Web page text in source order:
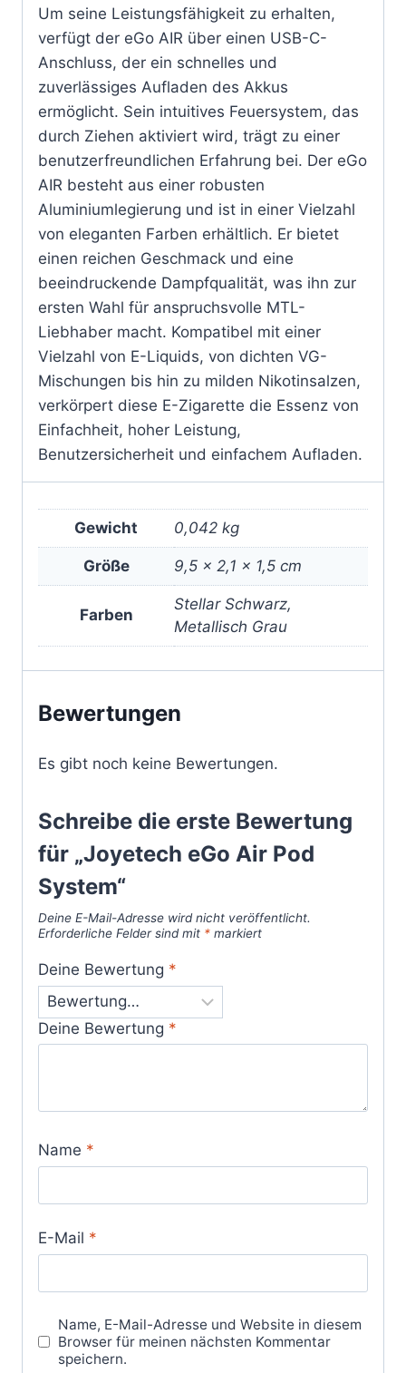
Um seine Leistungsfähigkeit zu erhalten,
verfügt der eGo AIR über einen USB-C-
Anschluss, der ein schnelles und
zuverlässiges Aufladen des Akkus
ermöglicht. Sein intuitives Feuersystem, das
durch Ziehen aktiviert wird, trägt zu einer
benutzerfreundlichen Erfahrung bei. Der eGo
AIR besteht aus einer robusten
Aluminiumlegierung und ist in einer Vielzahl
von eleganten Farben erhältlich. Er bietet
einen reichen Geschmack und eine
beeindruckende Dampfqualität, was ihn zur
ersten Wahl für anspruchsvolle MTL-
Liebhaber macht. Kompatibel mit einer
Vielzahl von E-Liquids, von dichten VG-
Mischungen bis hin zu milden Nikotinsalzen,
verkörpert diese E-Zigarette die Essenz von
Einfachheit, hoher Leistung,
Benutzersicherheit und einfachem Aufladen.
Gewicht 0,042 kg
Größe 9,5 × 2,1 × 1,5 cm
Farben
Stellar Schwarz,
Metallisch Grau
Bewertungen
Es gibt noch keine Bewertungen.
Schreibe die erste Bewertung
für „Joyetech eGo Air Pod
System“
Deine E-Mail-Adresse wird nicht veröffentlicht.
Erforderliche Felder sind mit * markiert
Deine Bewertung *
Deine Bewertung *
Name *
E-Mail *
Name, E-Mail-Adresse und Website in diesem
Browser für meinen nächsten Kommentar
speichern.